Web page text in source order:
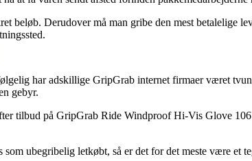
beløb. Derudover må man gribe den mest betalelige
har adskillige GripGrab internet firmaer været
gebyr.
tilbud på GripGrab Ride Windproof Hi-Vis Glove
ubegribelig letkøbt, så er det for det meste være et